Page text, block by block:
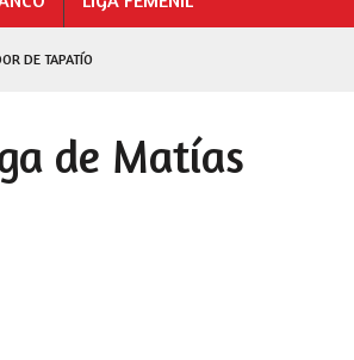
DE TAPATÍO
de Matías